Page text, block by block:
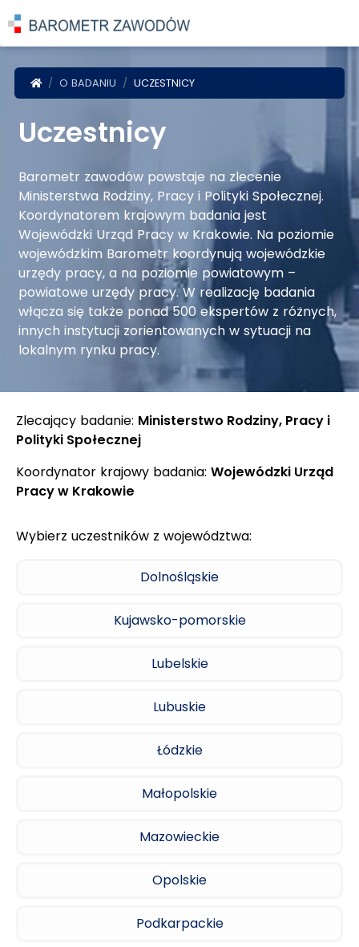
POWRÓT DO STRONY GŁÓWNEJ
O BADANIU UCZESTNICY
Uczestnicy
Barometr zawodów powstaje na zlecenie
Ministerstwa Rodziny, Pracy i Polityki Społecznej.
Koordynatorem krajowym badania jest
Wojewódzki Urząd Pracy w Krakowie. Na poziomie
wojewódzkim Barometr koordynują wojewódzkie
urzędy pracy, a na poziomie powiatowym –
powiatowe urzędy pracy. W realizację badania
włącza się także ponad 500 ekspertów z różnych,
innych instytucji zorientowanych w sytuacji na
lokalnym rynku pracy.
Zlecający badanie: Ministerstwo Rodziny, Pracy i
Polityki Społecznej
Koordynator krajowy badania: Wojewódzki Urząd
Pracy w Krakowie
Wybierz uczestników z województwa:
Dolnośląskie
Kujawsko-pomorskie
Lubelskie
Lubuskie
Łódzkie
Małopolskie
Mazowieckie
Opolskie
Podkarpackie